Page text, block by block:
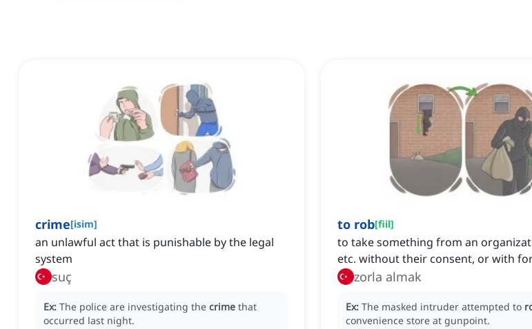
crime[isim]
an unlawful act that is punishable by the legal
system
suç
Ex: The police are investigating the crime that
occurred last night.
to rob[fiil]
to take something from an
etc. without their consent, or with
zorla almak
Ex: The masked intruder attempted to
convenience store at gunpoint.